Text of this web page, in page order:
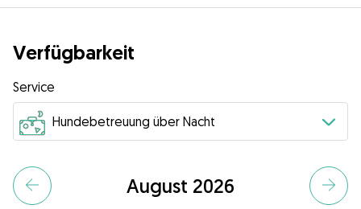
Verfügbarkeit
Service
August 2026